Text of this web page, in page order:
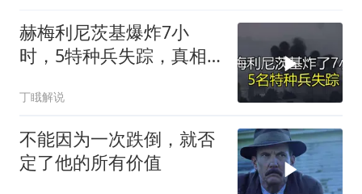
赫梅利尼茨基爆炸7小
时，5特种兵失踪，真相
丁睋解说
不能因为一次跌倒，就否
定了他的所有价值